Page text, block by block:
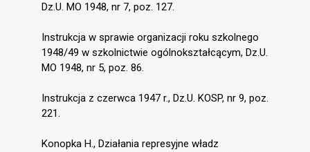
Dz.U. MO 1948, nr 7, poz. 127.
Instrukcja w sprawie organizacji roku szkolnego
1948/49 w szkolnictwie ogólnokształcącym, Dz.U.
MO 1948, nr 5, poz. 86.
Instrukcja z czerwca 1947 r., Dz.U. KOSP, nr 9, poz.
221.
Konopka H., Działania represyjne władz